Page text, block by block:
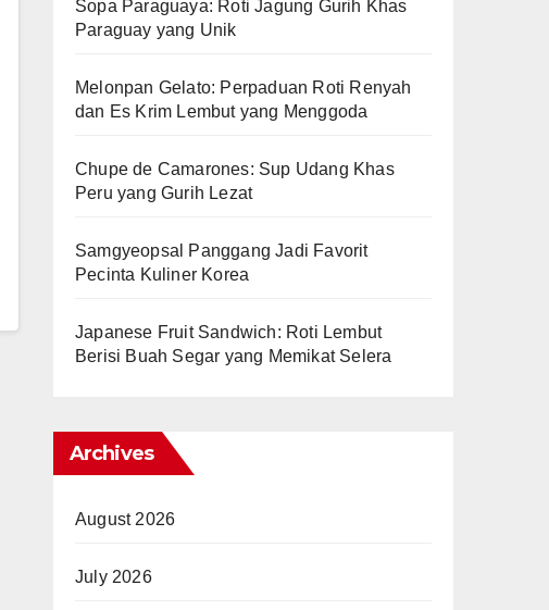
Sopa Paraguaya: Roti Jagung Gurih Khas
Paraguay yang Unik
Melonpan Gelato: Perpaduan Roti Renyah
dan Es Krim Lembut yang Menggoda
Chupe de Camarones: Sup Udang Khas
Peru yang Gurih Lezat
Samgyeopsal Panggang Jadi Favorit
Pecinta Kuliner Korea
Japanese Fruit Sandwich: Roti Lembut
Berisi Buah Segar yang Memikat Selera
Archives
August 2026
July 2026